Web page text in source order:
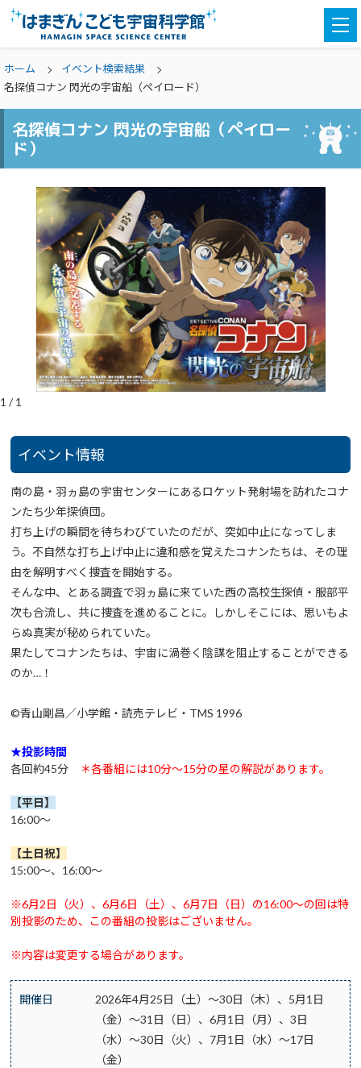
ホーム
イベント検索結果
名探偵コナン 閃光の宇宙船（ペイロード）
名探偵コナン 閃光の宇宙船（ペイロー
ド）
1 /1
イベント情報
南の島・羽ヵ島の宇宙センターにあるロケット発射場を訪れたコナ
ンたち少年探偵団。
打ち上げの瞬間を待ちわびていたのだが、突如中止になってしま
う。不自然な打ち上げ中止に違和感を覚えたコナンたちは、その理
由を解明すべく捜査を開始する。
そんな中、とある調査で羽ヵ島に来ていた西の高校生探偵・服部平
次も合流し、共に捜査を進めることに。しかしそこには、思いもよ
らぬ真実が秘められていた。
果たしてコナンたちは、宇宙に渦巻く陰謀を阻止することができる
のか…！
©青山剛昌／小学館・読売テレビ・TMS 1996
★投影時間
各回約45分 ＊各番組には10分～15分の星の解説があります。
【平日】
16:00～
【土日祝】
15:00～、16:00～
※6月2日（火）、6月6日（土）、6月7日（日）の16:00～の回は特
別投影のため、この番組の投影はございません。
※内容は変更する場合があります。
開催日
2026年4月25日（土）～30日（木）、5月1日
（金）～31日（日）、6月1日（月）、3日
（水）～30日（火）、7月1日（水）～17日
（金）